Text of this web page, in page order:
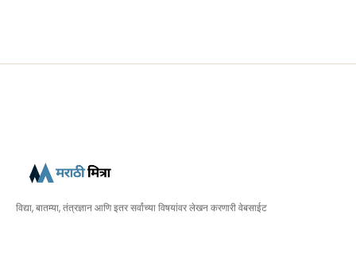
विद्या, बातम्या, तंत्रज्ञान आणि इतर सर्वांच्या विषयांवर लेखन करणारी वेबसाईट